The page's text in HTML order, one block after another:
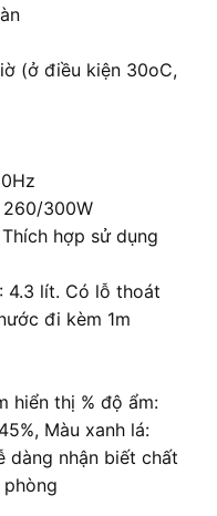
(ở điều kiện 30oC,
260/300W
hợp sử dụng
4.3 lít. Có lỗ thoát
đi kèm 1m
hiển thị % độ ẩm:
Màu xanh lá:
dàng nhận biết chất